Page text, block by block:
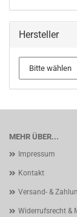
Hersteller
MEHR ÜBER...
Impressum
Kontakt
Versand- &
Widerrufsrecht &